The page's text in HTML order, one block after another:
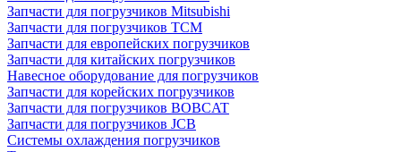
Запчасти для погрузчиков Mitsubishi
Запчасти для погрузчиков TCM
Запчасти для европейских погрузчиков
Запчасти для китайских погрузчиков
Навесное оборудование для погрузчиков
Запчасти для корейских погрузчиков
Запчасти для погрузчиков BOBCAT
Запчасти для погрузчиков JCB
Системы охлаждения погрузчиков